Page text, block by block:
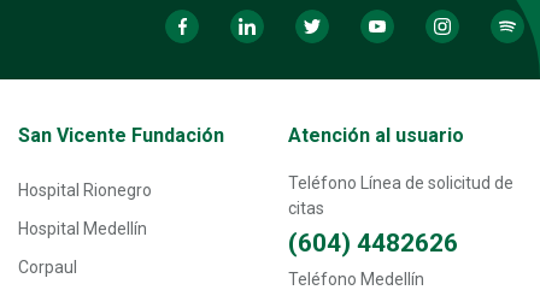
Transversal - Menú San Vicente fundación footer
San Vicente Fundación
Hospital Rionegro
Hospital Medellín
Corpaul
Atención al usuario
Teléfono Línea de solicitud de
citas
(604) 4482626
Teléfono Medellín